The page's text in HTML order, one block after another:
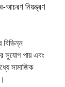
আচরণ নিয়ন্ত্রণ
বিভিন্ন
সুযােগ পায় এবং
সামাজিক